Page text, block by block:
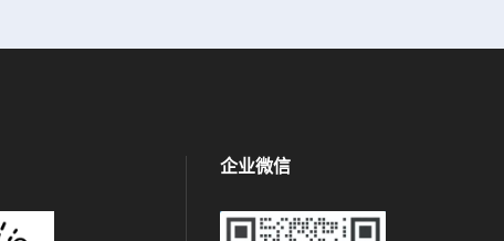
企业微信